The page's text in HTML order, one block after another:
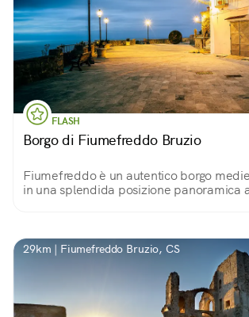
FLASH
Borgo di Fiumefreddo Bruzio
Fiumefreddo è un autentico borgo
in una splendida posizione panoramica
29km | Fiumefreddo Bruzio, CS